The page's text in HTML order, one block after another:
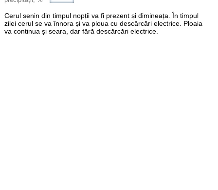
Cerul senin din timpul nopții va fi prezent și dimineața. În timpul
zilei cerul se va înnora și va ploua cu descărcări electrice. Ploaia
va continua și seara, dar fără descărcări electrice.